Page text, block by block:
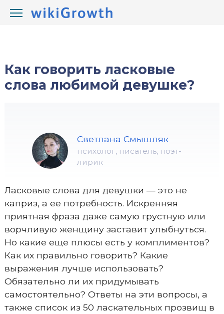
wikiGrowth.com / Отношения
Как говорить ласковые
слова любимой девушке?
Светлана Смышляк
психолог, писатель, поэт-
лирик
Ласковые слова для девушки — это не
каприз, а ее потребность. Искренняя
приятная фраза даже самую грустную или
ворчливую женщину заставит улыбнуться.
Но какие еще плюсы есть у комплиментов?
Как их правильно говорить? Какие
выражения лучше использовать?
Обязательно ли их придумывать
самостоятельно? Ответы на эти вопросы, а
также список из 50 ласкательных прозвищ в